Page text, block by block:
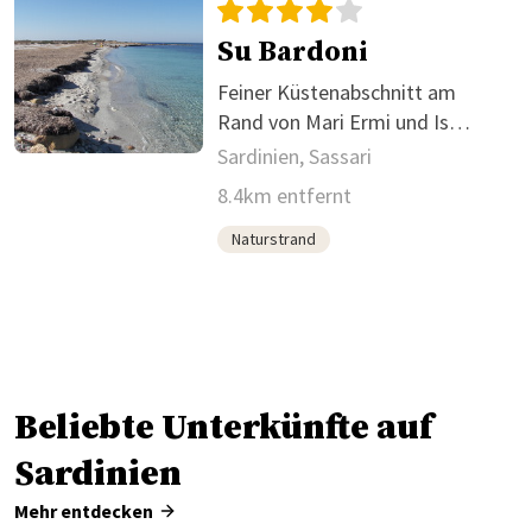
Su Bardoni
Feiner Küstenabschnitt am
Rand von Mari Ermi und Is
Arutas
Sardinien, Sassari
8.4km entfernt
Naturstrand
Beliebte Unterkünfte auf
Sardinien
Mehr entdecken